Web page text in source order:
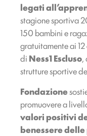
legati
stagione sportiva
150 bambini e
gratuitamente ai
di Ness1 Escluso,
strutture sportive
Fondazione
promuovere a
valori positivi
benessere